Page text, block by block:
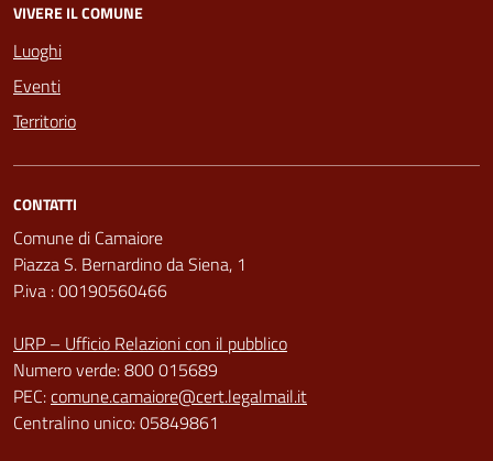
VIVERE IL COMUNE
Luoghi
Eventi
Territorio
CONTATTI
Comune di Camaiore
Piazza S. Bernardino da Siena, 1
P.iva : 00190560466
URP – Ufficio Relazioni con il pubblico
Numero verde: 800 015689
PEC:comune.camaiore@cert.legalmail.it
Centralino unico: 05849861